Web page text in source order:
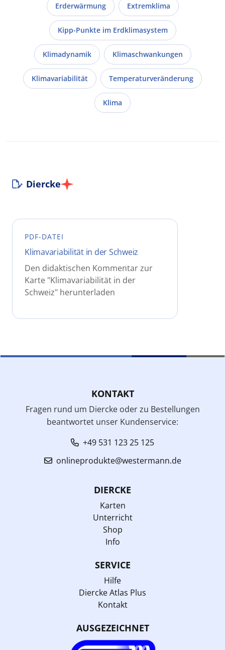
Erderwärmung Extremklima
Kipp-Punkte im Erdklimasystem
Klimadynamik Klimaschwankungen
Klimavariabilität Temperaturveränderung
Klima
Diercke
PDF-DATEI
Klimavariabilität in der Schweiz
Den didaktischen Kommentar zur
Karte "Klimavariabilität in der
Schweiz" herunterladen
KONTAKT
Fragen rund um Diercke oder zu Bestellungen
beantwortet unser Kundenservice:
+49 531 123 25 125
onlineprodukte@westermann.de
DIERCKE
Karten
Unterricht
Shop
Info
SERVICE
Hilfe
Diercke Atlas Plus
Kontakt
AUSGEZEICHNET